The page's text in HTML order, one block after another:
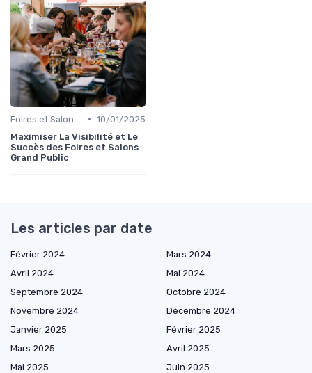
• 10/01/2025
Maximiser La Visibilité et Le
Succès des Foires et Salons
Grand Public
Les articles par date
Février 2024
Mars 2024
Avril 2024
Mai 2024
Septembre 2024
Octobre 2024
Novembre 2024
Décembre 2024
Janvier 2025
Février 2025
Mars 2025
Avril 2025
Mai 2025
Juin 2025